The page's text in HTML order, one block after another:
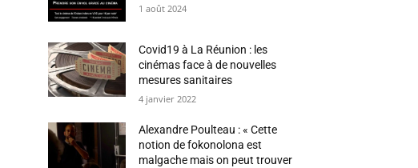
1 août 2024
Covid19 à La Réunion : les
cinémas face à de nouvelles
mesures sanitaires
4 janvier 2022
Alexandre Poulteau : « Cette
notion de fokonolona est
malgache mais on peut trouver